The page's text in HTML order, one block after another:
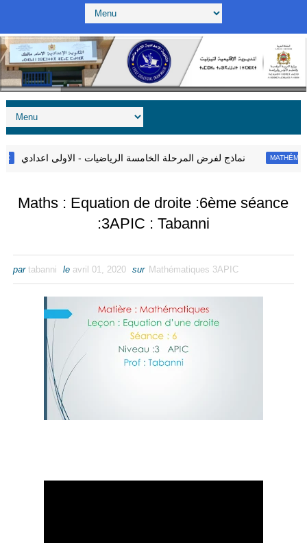
نماذج لفرض المرحلة الخامسة الرياضيات - الاولى اعدادي
Maths : Equation de droite :6ème séance
:3APIC : Tabanni
par tabanni le avril 01, 2020 sur Mathématiques 3APIC